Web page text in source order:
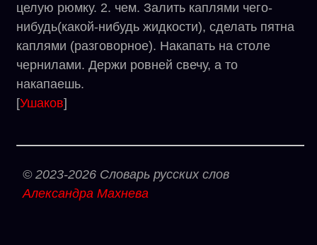
целую рюмку. 2. чем. Залить каплями чего-
нибудь(какой-нибудь жидкости), сделать пятна
каплями (разговорное). Накапать на столе
чернилами. Держи ровней свечу, а то
накапаешь.
[Ушаков]
© 2023-2026 Словарь русских слов
Александра Махнева